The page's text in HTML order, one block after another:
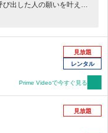
出した人の願いを叶えて
クを3回。 そして―― 「花
こと“花子くん”と縁を結ん
少年・源 光。 2人は花子
思議や怪異たちの噂を元
いた。 ある日、花子くんは
り者がいる、と。 寧々たち
七不思議の依代を破壊し
段』、五番目『16時の書
は『トイレの花子さん』を
裏で花子くんの弟・つか
見放題
レンタル
Prime Videoで今すぐ見る
見放題